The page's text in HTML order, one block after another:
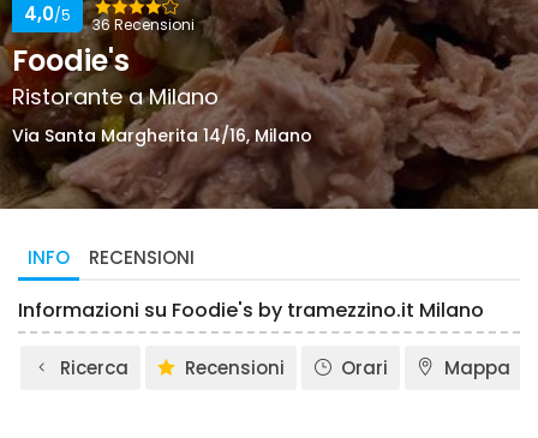
36 Recensioni
4,0/5
Foodie's
Ristorante a Milano
Via Santa Margherita 14/16, Milano
INFO RECENSIONI
Informazioni su Foodie's by tramezzino.it Milano
Ricerca Recensioni Orari Mappa